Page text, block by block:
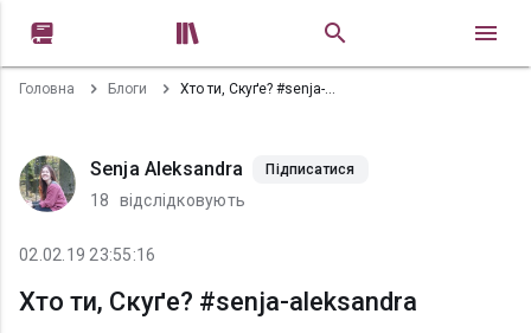
 
Головна Блоги Хто ти, Скуґе? #senja-aleksandra
Senja Aleksandra Підписатися
18 відслідковують
02.02.19 23:55:16
Хто ти, Скуґе? #senja-aleksandra